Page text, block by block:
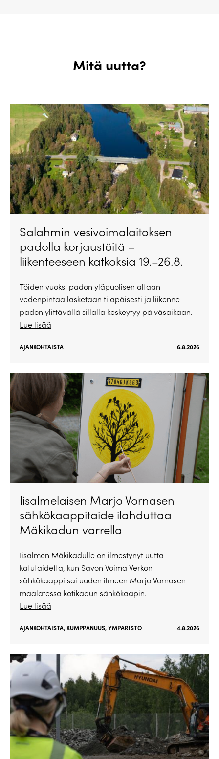
Mitä uutta?
Salahmin vesivoimalaitoksen
padolla korjaustöitä –
liikenteeseen katkoksia 19.–26.8.
Töiden vuoksi padon yläpuolisen altaan
vedenpintaa lasketaan tilapäisesti ja liikenne
padon ylittävällä sillalla keskeytyy päiväsaikaan.
Lue lisää
AJANKOHTAISTA 6.8.2026
Iisalmelaisen Marjo Vornasen
sähkökaappitaide ilahduttaa
Mäkikadun varrella
Iisalmen Mäkikadulle on ilmestynyt uutta
katutaidetta, kun Savon Voima Verkon
sähkökaappi sai uuden ilmeen Marjo Vornasen
maalatessa kotikadun sähkökaapin.
Lue lisää
AJANKOHTAISTA, KUMPPANUUS,YMPÄRISTÖ 4.8.2026